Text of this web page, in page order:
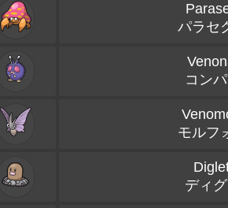
パラセ
コン
モルフ
ディ